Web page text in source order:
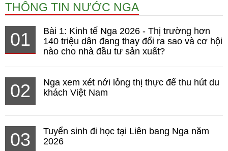
THÔNG TIN NƯỚC NGA
01
Bài 1: Kinh tế Nga 2026 - Thị trường hơn
140 triệu dân đang thay đổi ra sao và cơ hội
nào cho nhà đầu tư sản xuất?
02
Nga xem xét nới lỏng thị thực để thu hút du
khách Việt Nam
03
Tuyển sinh đi học tại Liên bang Nga năm
2026